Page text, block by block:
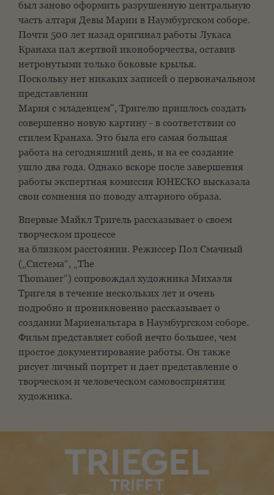
был заново оформить разрушенную центральную
часть алтаря Девы Марии в Наумбургском соборе.
Почти 500 лет назад оригинал работы Лукаса
Кранаха пал жертвой иконоборчества, оставив
нетронутыми только боковые крылья.
Поскольку нет никаких записей о первоначальном
представлении
Мария с младенцем", Тригелю пришлось создать
совершенно новую картину - в соответствии со
стилем Кранаха. Это была его самая большая
работа на сегодняшний день, и на ее создание
ушло два года. Однако вскоре после завершения
работы экспертная комиссия ЮНЕСКО высказала
свои сомнения по поводу алтарного образа.
Впервые Майкл Тригель рассказывает о своем
творческом процессе
на близком расстоянии. Режиссер Пол Смачный
(„Система“, „The
Thomaner“) сопровождал художника Михаэля
Тригеля в течение нескольких лет и очень
подробно и проникновенно рассказывает о
создании Мариенальтара в Наумбургском соборе.
Фильм представляет собой нечто большее, чем
простое документирование работы. Он также
рисует личный портрет и дает представление о
творческом и человеческом самовосприятии
художника.